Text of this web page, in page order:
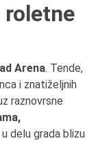
roletne
Arena. Tende,
i znatiželjnih
raznovrsne
u delu grada blizu